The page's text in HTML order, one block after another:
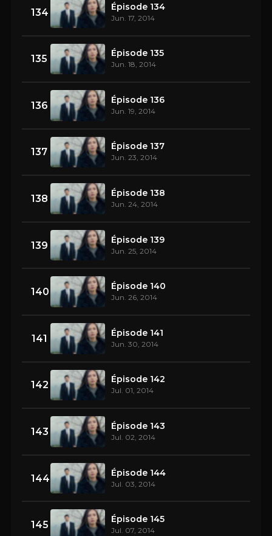
134 Épisode 134
Jun. 17, 2014
135 Épisode 135
Jun. 18, 2014
136 Épisode 136
Jun. 19, 2014
137 Épisode 137
Jun. 23, 2014
138 Épisode 138
Jun. 24, 2014
139 Épisode 139
Jun. 25, 2014
140 Épisode 140
Jun. 26, 2014
141 Épisode 141
Jun. 30, 2014
142 Épisode 142
Jul. 01, 2014
143 Épisode 143
Jul. 02, 2014
144 Épisode 144
Jul. 03, 2014
145 Épisode 145
Jul. 07, 2014